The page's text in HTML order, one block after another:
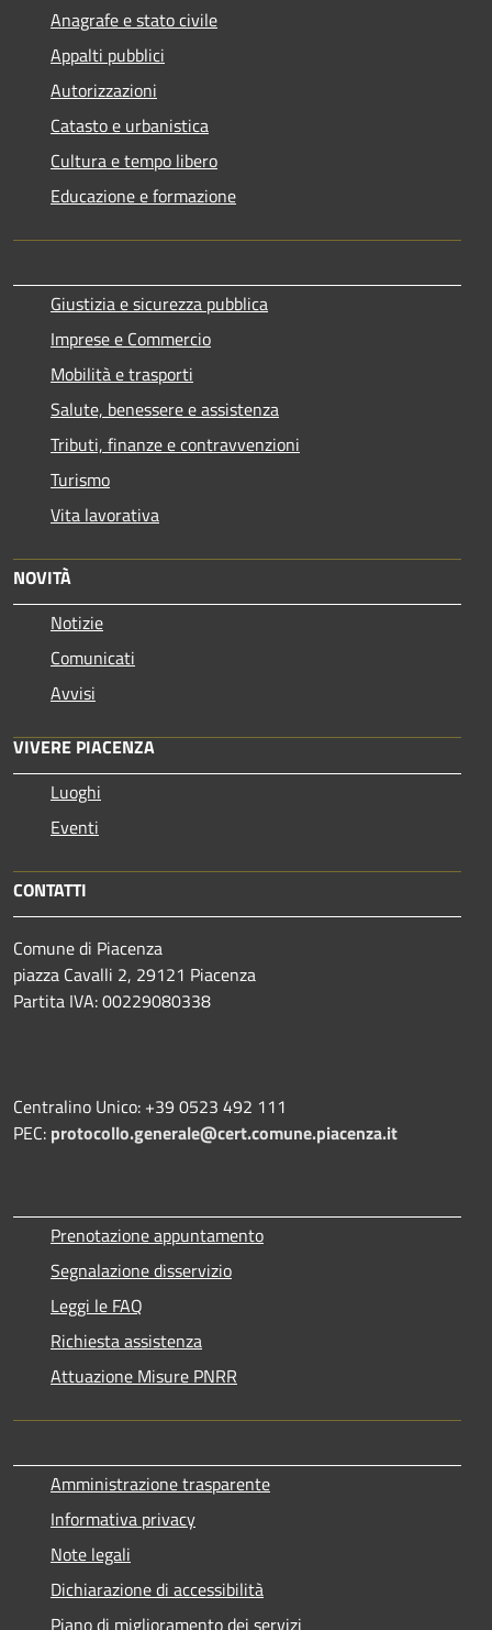
Anagrafe e stato civile
Appalti pubblici
Autorizzazioni
Catasto e urbanistica
Cultura e tempo libero
Educazione e formazione
Giustizia e sicurezza pubblica
Imprese e Commercio
Mobilità e trasporti
Salute, benessere e assistenza
Tributi, finanze e contravvenzioni
Turismo
Vita lavorativa
NOVITÀ
Notizie
Comunicati
Avvisi
VIVERE PIACENZA
Luoghi
Eventi
CONTATTI
Comune di Piacenza
piazza Cavalli 2, 29121 Piacenza
Partita IVA: 00229080338
Centralino Unico: +39 0523 492 111
PEC: protocollo.generale@cert.comune.piacenza.it
Prenotazione appuntamento
Segnalazione disservizio
Leggi le FAQ
Richiesta assistenza
Attuazione Misure PNRR
Amministrazione trasparente
Informativa privacy
Note legali
Dichiarazione di accessibilità